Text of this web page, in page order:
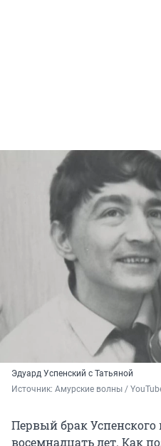
Эдуард Успенский с Татьяной
Источник: Амурские волны /
Первый брак Успенского
восемнадцать лет. Как